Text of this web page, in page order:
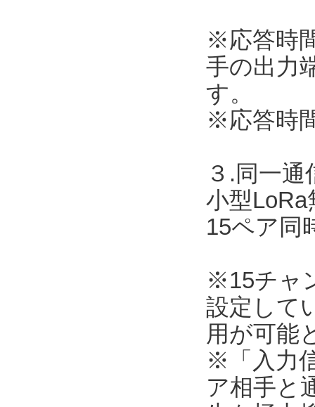
※応答時
手の出力
す。
※応答時
３.同一
小型
15ペア同
※15チャ
設定して
用が可能
※「入力
ア相手と